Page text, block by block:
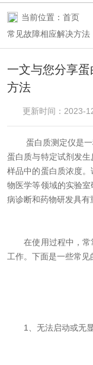
当前位置： 首页
常见故障相应解决方法
一文与您分享
方法
更新时间：2023-
蛋白质测定仪是一种
蛋白质与特定试剂发生
样品中的蛋白质浓度。
物医学等领域的实验室研
病诊断和药物研发具有重要
在使用过程中，常
工作。下面是一些常见
1、无法启动或无显示